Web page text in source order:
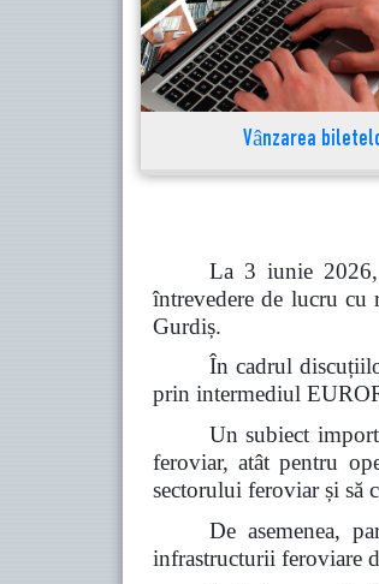
Vânzarea
La 3 iunie
întrevedere de lucru
Gurdiș.
În cadrul
prin intermediul
Un subiect
feroviar, atât pentru
sectorului feroviar și să
De asemenea,
infrastructurii feroviare